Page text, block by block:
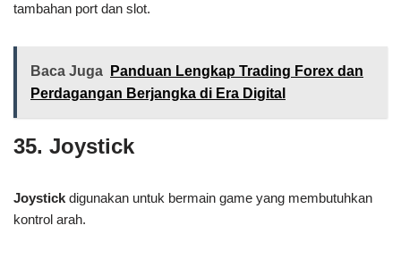
tambahan port dan slot.
Baca Juga
Panduan Lengkap Trading Forex dan
Perdagangan Berjangka di Era Digital
35. Joystick
Joystick digunakan untuk bermain game yang membutuhkan
kontrol arah.